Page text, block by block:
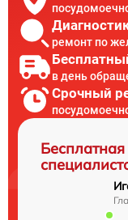
ремонт по
в день
Срочный